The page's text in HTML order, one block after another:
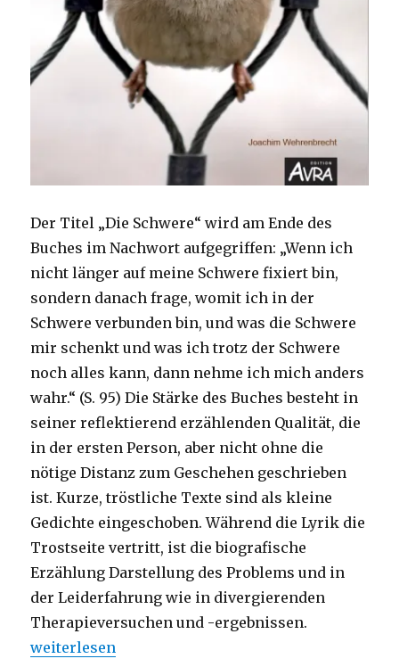
Der Titel „Die Schwere“ wird am Ende des
Buches im Nachwort aufgegriffen: „Wenn ich
nicht länger auf meine Schwere fixiert bin,
sondern danach frage, womit ich in der
Schwere verbunden bin, und was die Schwere
mir schenkt und was ich trotz der Schwere
noch alles kann, dann nehme ich mich anders
wahr.“ (S. 95) Die Stärke des Buches besteht in
seiner reflektierend erzählenden Qualität, die
in der ersten Person, aber nicht ohne die
nötige Distanz zum Geschehen geschrieben
ist. Kurze, tröstliche Texte sind als kleine
Gedichte eingeschoben. Während die Lyrik die
Trostseite vertritt, ist die biografische
Erzählung Darstellung des Problems und in
der Leiderfahrung wie in divergierenden
Therapieversuchen und -ergebnissen.
„Das Schwere leicht nehmen, Rezension von
weiterlesen